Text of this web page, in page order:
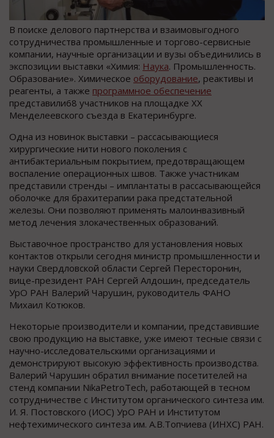
В поиске делового партнерства и взаимовыгодного
сотрудничества промышленные и торгово-сервисные
компании, научные организации и вузы объединились в
экспозиции выставки «Химия: Наука. Промышленность.
Образование». Химическое оборудование, реактивы и
реагенты, а также программное обеспечение
представили68 участников на площадке XX
Менделеевского съезда в Екатеринбурге.
Одна из новинок выставки – рассасывающиеся
хирургические нити нового поколения с
антибактериальным покрытием, предотвращающем
воспаление операционных швов. Также участникам
представили стренды – имплантаты в рассасывающейся
оболочке для брахитерапии рака предстательной
железы. Они позволяют применять малоинвазивный
метод лечения злокачественных образований.
Выставочное пространство для установления новых
контактов открыли сегодня министр промышленности и
науки Свердловской области Сергей Пересторонин,
вице-президент РАН Сергей Алдошин, председатель
УрО РАН Валерий Чарушин, руководитель ФАНО
Михаил Котюков.
Некоторые производители и компании, представившие
свою продукцию на выставке, уже имеют тесные связи с
научно-исследовательскими организациями и
демонстрируют высокую эффективность производства.
Валерий Чарушин обратил внимание посетителей на
стенд компании NikaPetroTech, работающей в тесном
сотрудничестве с Институтом органического синтеза им.
И. Я. Постовского (ИОС) УрО РАН и Институтом
нефтехимического синтеза им. А.В.Топчиева (ИНХС) РАН.